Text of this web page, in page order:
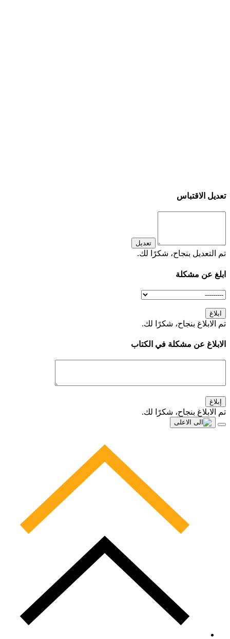
تعديل الاقتباس
تعديل
تم التعديل بنجاح، شكرًا لك.
ابلغ عن مشكلة
ابلاغ
تم الابلاغ بنجاح، شكرًا لك.
الابلاغ عن مشكلة في الكتاب
إبلاغ
تم الابلاغ بنجاح، شكرًا لك.